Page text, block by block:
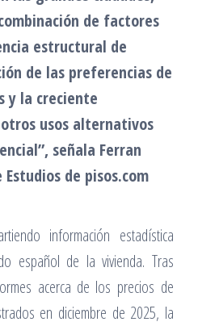
de factores
estructural de
de las preferencias de
y la creciente
usos alternativos
señala Ferran
de pisos.com
información estadística
español de la vivienda. Tras
acerca de los precios de
en diciembre de 2025, la